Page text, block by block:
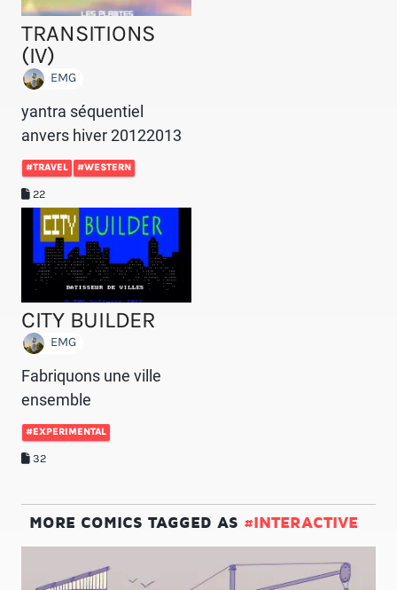
TRANSITIONS
(IV)
EMG
yantra séquentiel
anvers hiver 20122013
#TRAVEL #WESTERN
22
CITY BUILDER
EMG
Fabriquons une ville
ensemble
#EXPERIMENTAL
32
MORE COMICS TAGGED AS #INTERACTIVE